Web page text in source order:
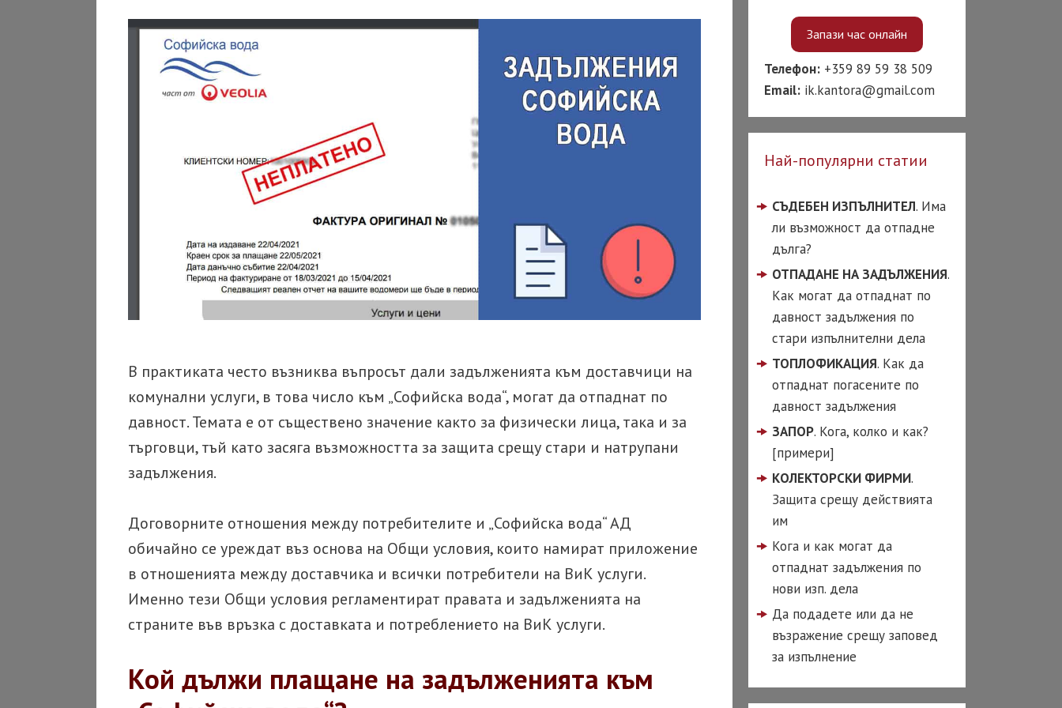
колекторски фирми
Давност на кредит
Дела за бързи кредити
Заличаване на лоша
кредитна история
АДВОКАТ СЕМЕЙНО
ПРАВО
Припознаване на дете
Родителски права
БРАКОРАЗВОДЕН
Развод по взаимно
Развод по вина на
другия съпруг
Развод с чужденец
въпроси при развод
Незаконно уволнение
Трудова злополука
ТЪРГОВСКО ПРАВО
(или ЕООД)
Регистрация на фирма
В практиката често възниква въпросът дали задълженията към доставчици на
комунални услуги, в това число към „Софийска вода“, могат да отпаднат по
давност. Темата е от съществено значение както за физически лица, така и за
търговци, тъй като засяга възможността за защита срещу стари и натрупани
задължения.
Договорните отношения между потребителите и „Софийска вода“ АД
обичайно се уреждат въз основа на Общи условия, които намират приложение
в отношенията между доставчика и всички потребители на ВиК услуги.
Именно тези Общи условия регламентират правата и задълженията на
страните във връзка с доставката и потреблението на ВиК услуги.
Кой дължи плащане на задълженията към
Запази час онлайн
Телефон: +359 89 59 38 509
Email: ik.kantora@gmail.com
Най-популярни статии
СЪДЕБЕН ИЗПЪЛНИТЕЛ. Има
ли възможност да отпадне
дълга?
ОТПАДАНЕ НА ЗАДЪЛЖЕНИЯ.
Как могат да отпаднат по
давност задължения по
стари изпълнителни дела
ТОПЛОФИКАЦИЯ. Как да
отпаднат погасените по
давност задължения
ЗАПОР. Кога, колко и как?
[примери]
КОЛЕКТОРСКИ ФИРМИ.
Защита срещу действията
им
Кога и как могат да
отпаднат задължения по
нови изп. дела
Да подадете или да не
възражение срещу заповед
за изпълнение